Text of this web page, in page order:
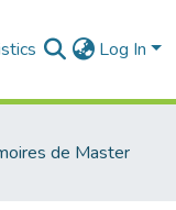
Log In
de Master